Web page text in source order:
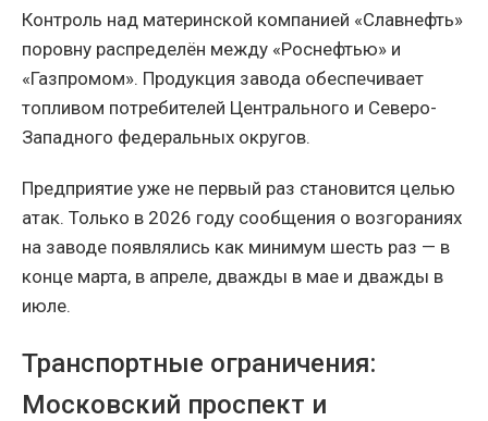
Контроль над материнской компанией «Славнефть»
поровну распределён между «Роснефтью» и
«Газпромом». Продукция завода обеспечивает
топливом потребителей Центрального и Северо-
Западного федеральных округов.
Предприятие уже не первый раз становится целью
атак. Только в 2026 году сообщения о возгораниях
на заводе появлялись как минимум шесть раз — в
конце марта, в апреле, дважды в мае и дважды в
июле.
Транспортные ограничения:
Московский проспект и